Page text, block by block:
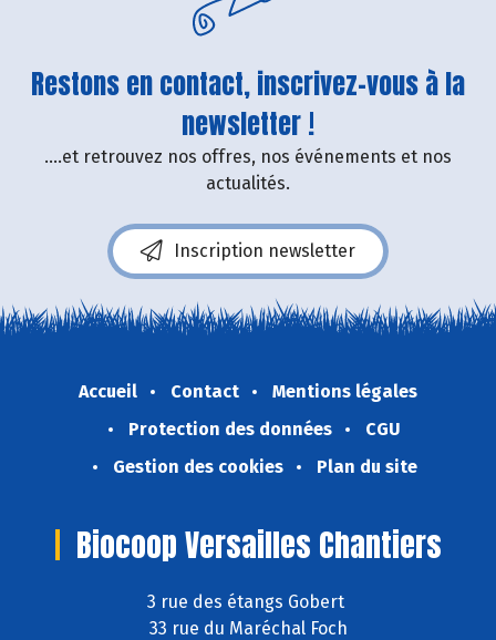
Restons en contact, inscrivez-vous à la
newsletter !
....et retrouvez nos offres, nos événements et nos
actualités.
Inscription newsletter
Accueil Contact
Mentions légales
Protection des données
CGU
Gestion des cookies
Plan du site
Biocoop Versailles Chantiers
3 rue des étangs Gobert
33 rue du Maréchal Foch